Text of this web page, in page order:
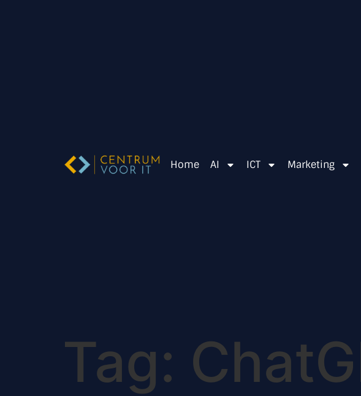
Home AI ICT Marketing
Tag: